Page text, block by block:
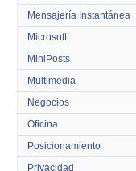
Mensajería Instantánea
Microsoft
MiniPosts
Multimedia
Negocios
Oficina
Posicionamiento
Privacidad